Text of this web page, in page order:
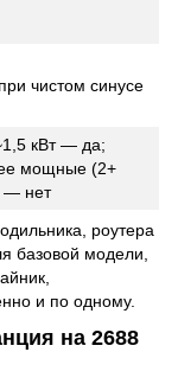
чистом синусе
кВт — да;
мощные (2+
— нет
роутера
базовой модели,
и по одному.
на 2688